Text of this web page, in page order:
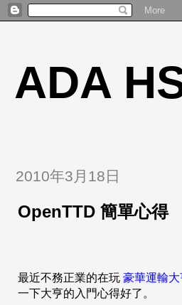
ADA
2010年3月18日
OpenTTD 簡單心得
最近不務正業的在玩 豪華運輸大
一下大亨的入門心得好了。